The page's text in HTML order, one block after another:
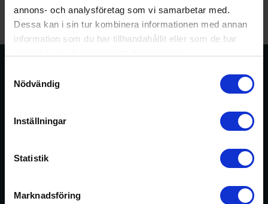
annons- och analysföretag som vi samarbetar med.
Dessa kan i sin tur kombinera informationen med annan
information som du har tillhandahållit eller som de har
Nödvändig
Inställningar
Statistik
Marknadsföring
Be om offert